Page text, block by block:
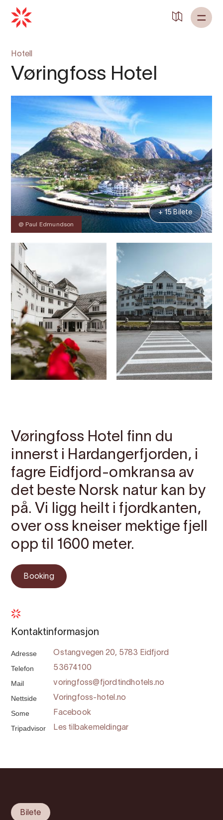
Hotell
Vøringfoss Hotel
@ Paul Edmundson
+ 15 Bilete
Vøringfoss Hotel finn du
innerst i Hardangerfjorden, i
fagre Eidfjord-omkransa av
det beste Norsk natur kan by
på. Vi ligg heilt i fjordkanten,
over oss kneiser mektige fjell
opp til 1600 meter.
Booking
Kontaktinformasjon
Adresse Ostangvegen 20, 5783 Eidfjord
Telefon 53674100
Mail voringfoss@fjordtindhotels.no
Nettside Voringfoss-hotel.no
Some Facebook
Tripadvisor Les tilbakemeldingar
Bilete